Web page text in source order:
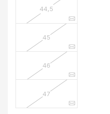
44,5
45
46
47